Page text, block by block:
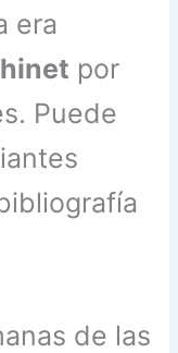
era
por
Puede
de las